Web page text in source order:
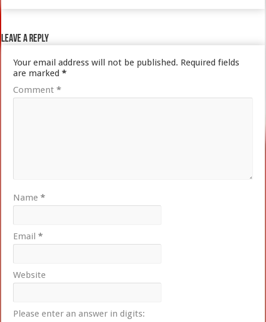
Leave a Reply
Your email address will not be published. Required fields
are marked*
Comment*
Name*
Email*
Website
Please enter an answer in digits: